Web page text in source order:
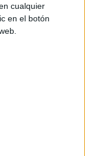
cualquier
en el botón